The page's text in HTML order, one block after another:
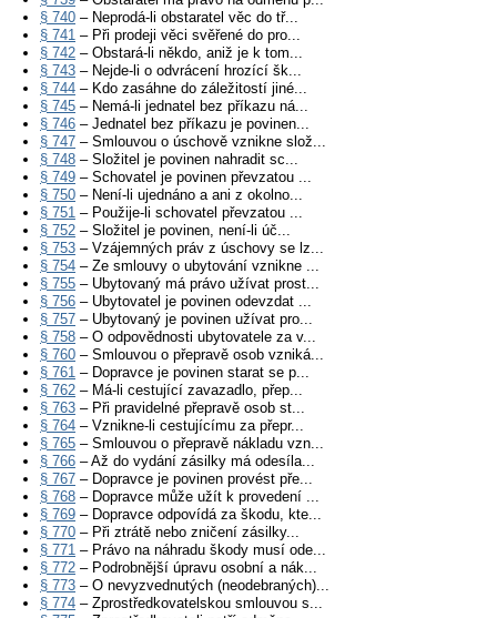
§ 740 – Neprodá-li obstaratel věc do tř...
§ 741 – Při prodeji věci svěřené do pro...
§ 742 – Obstará-li někdo, aniž je k tom...
§ 743 – Nejde-li o odvrácení hrozící šk...
§ 744 – Kdo zasáhne do záležitostí jiné...
§ 745 – Nemá-li jednatel bez příkazu ná...
§ 746 – Jednatel bez příkazu je povinen...
§ 747 – Smlouvou o úschově vznikne slož...
§ 748 – Složitel je povinen nahradit sc...
§ 749 – Schovatel je povinen převzatou ...
§ 750 – Není-li ujednáno a ani z okolno...
§ 751 – Použije-li schovatel převzatou ...
§ 752 – Složitel je povinen, není-li úč...
§ 753 – Vzájemných práv z úschovy se lz...
§ 754 – Ze smlouvy o ubytování vznikne ...
§ 755 – Ubytovaný má právo užívat prost...
§ 756 – Ubytovatel je povinen odevzdat ...
§ 757 – Ubytovaný je povinen užívat pro...
§ 758 – O odpovědnosti ubytovatele za v...
§ 760 – Smlouvou o přepravě osob vzniká...
§ 761 – Dopravce je povinen starat se p...
§ 762 – Má-li cestující zavazadlo, přep...
§ 763 – Při pravidelné přepravě osob st...
§ 764 – Vznikne-li cestujícímu za přepr...
§ 765 – Smlouvou o přepravě nákladu vzn...
§ 766 – Až do vydání zásilky má odesíla...
§ 767 – Dopravce je povinen provést pře...
§ 768 – Dopravce může užít k provedení ...
§ 769 – Dopravce odpovídá za škodu, kte...
§ 770 – Při ztrátě nebo zničení zásilky...
§ 771 – Právo na náhradu škody musí ode...
§ 772 – Podrobnější úpravu osobní a nák...
§ 773 – O nevyzvednutých (neodebraných)...
§ 774 – Zprostředkovatelskou smlouvou s...